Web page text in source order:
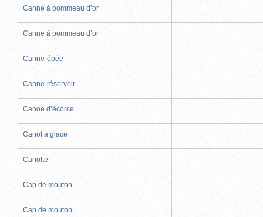
Canne à pommeau d’or
Canne à pommeau d’or
Canne-épée
Canne-réservoir
Canoë d’écorce
Canot à glace
Canotte
Cap de mouton
Cap de mouton